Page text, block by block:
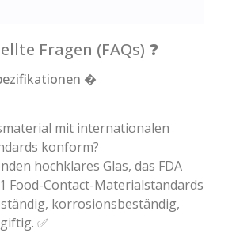
Fragen (FAQs) ❓
�
mit internationalen
konform?
hochklares Glas, das FDA
Food-Contact-Materialstandards
korrosionsbeständig,
✅